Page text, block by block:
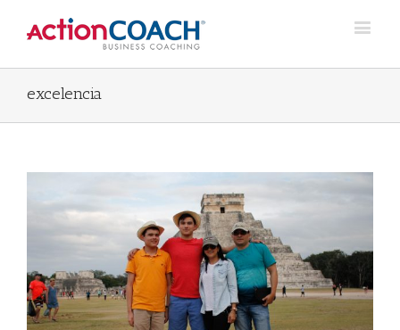
excelencia